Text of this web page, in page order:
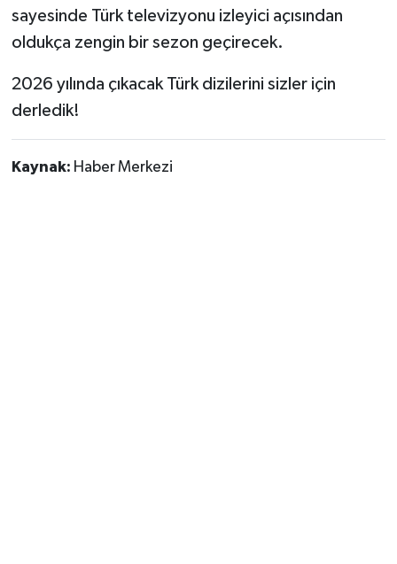
sayesinde Türk televizyonu izleyici açısından
oldukça zengin bir sezon geçirecek.
2026 yılında çıkacak Türk dizilerini sizler için
derledik!
Kaynak: Haber Merkezi